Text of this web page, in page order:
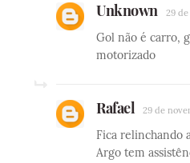
Unknown 29
Gol não é carro,
motorizado
Rafael 29 de
Fica relinchando
Argo tem